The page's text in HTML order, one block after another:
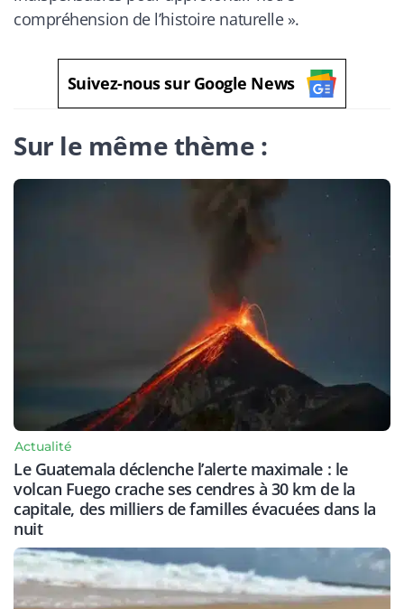
compréhension de l’histoire naturelle ».
Suivez-nous sur Google News
Sur le même thème :
Actualité
Le Guatemala déclenche l’alerte maximale : le
volcan Fuego crache ses cendres à 30 km de la
capitale, des milliers de familles évacuées dans la
nuit